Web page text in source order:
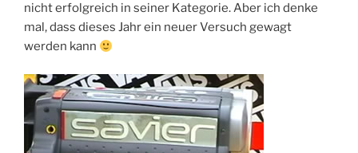
nicht erfolgreich in seiner Kategorie. Aber ich denke
mal, dass dieses Jahr ein neuer Versuch gewagt
werden kann